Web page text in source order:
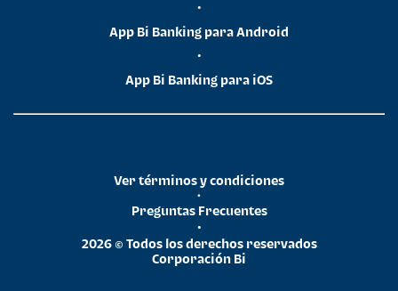
•
App Bi Banking para Android
•
App Bi Banking para iOS
2026 © Todos los derechos reservados
Corporación Bi
•
Preguntas Frecuentes
•
Ver términos y condiciones